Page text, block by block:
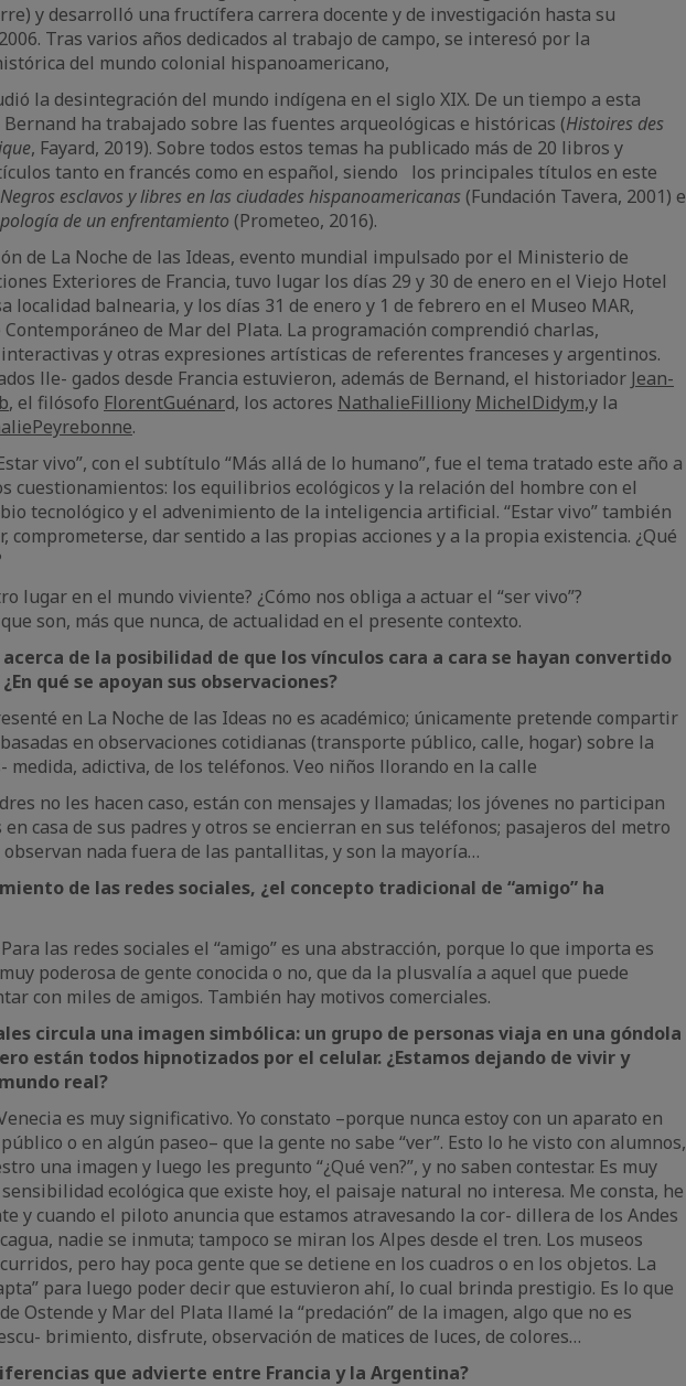
y desarrolló una fructífera carrera docente y de investigación hasta su
Tras varios años dedicados al trabajo de campo, se interesó por la
del mundo colonial hispanoamericano,
la desintegración del mundo indígena en el siglo XIX. De un tiempo a esta
ha trabajado sobre las fuentes arqueológicas e históricas (Histoires des
, Fayard, 2019). Sobre todos estos temas ha publicado más de 20 libros y
tanto en francés como en español, siendo los principales títulos en este
Negros esclavos y libres en las ciudades hispanoamericanas (Fundación Tavera, 2001) e
de un enfrentamiento (Prometeo, 2016).
de La Noche de las Ideas, evento mundial impulsado por el Ministerio de
Exteriores de Francia, tuvo lugar los días 29 y 30 de enero en el Viejo Hotel
localidad balnearia, y los días 31 de enero y 1 de febrero en el Museo MAR,
Contemporáneo de Mar del Plata. La programación comprendió charlas,
y otras expresiones artísticas de referentes franceses y argentinos.
lle- gados desde Francia estuvieron, además de Bernand, el historiador Jean-
, el filósofo FlorentGuénard, los actores NathalieFilliony MichelDidym,y la
Peyrebonne.
vivo”, con el subtítulo “Más allá de lo humano”, fue el tema tratado este año a
cuestionamientos: los equilibrios ecológicos y la relación del hombre con el
tecnológico y el advenimiento de la inteligencia artificial. “Estar vivo” también
comprometerse, dar sentido a las propias acciones y a la propia existencia. ¿Qué
lugar en el mundo viviente? ¿Cómo nos obliga a actuar el “ser vivo”?
son, más que nunca, de actualidad en el presente contexto.
de la posibilidad de que los vínculos cara a cara se hayan convertido
qué se apoyan sus observaciones?
en La Noche de las Ideas no es académico; únicamente pretende compartir
en observaciones cotidianas (transporte público, calle, hogar) sobre la
medida, adictiva, de los teléfonos. Veo niños llorando en la calle
no les hacen caso, están con mensajes y llamadas; los jóvenes no participan
en casa de sus padres y otros se encierran en sus teléfonos; pasajeros del metro
observan nada fuera de las pantallitas, y son la mayoría…
de las redes sociales, ¿el concepto tradicional de “amigo” ha
las redes sociales el “amigo” es una abstracción, porque lo que importa es
poderosa de gente conocida o no, que da la plusvalía a aquel que puede
con miles de amigos. También hay motivos comerciales.
circula una imagen simbólica: un grupo de personas viaja en una góndola
están todos hipnotizados por el celular. ¿Estamos dejando de vivir y
real?
es muy significativo. Yo constato –porque nunca estoy con un aparato en
o en algún paseo– que la gente no sabe “ver”. Esto lo he visto con alumnos,
una imagen y luego les pregunto “¿Qué ven?”, y no saben contestar. Es muy
ecológica que existe hoy, el paisaje natural no interesa. Me consta, he
y cuando el piloto anuncia que estamos atravesando la cor- dillera de los Andes
nadie se inmuta; tampoco se miran los Alpes desde el tren. Los museos
pero hay poca gente que se detiene en los cuadros o en los objetos. La
para luego poder decir que estuvieron ahí, lo cual brinda prestigio. Es lo que
Ostende y Mar del Plata llamé la “predación” de la imagen, algo que no es
brimiento, disfrute, observación de matices de luces, de colores…
que advierte entre Francia y la Argentina?